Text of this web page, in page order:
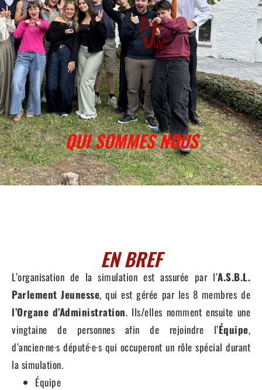
QUI SOMMES NOUS
EN BREF
L’organisation de la simulation est assurée par l’A.S.B.L.
Parlement Jeunesse, qui est gérée par les 8 membres de
l’Organe d’Administration. Ils/elles nomment ensuite une
vingtaine de personnes afin de rejoindre l’Équipe,
d’ancien·ne·s député·e·s qui occuperont un rôle spécial durant
la simulation.
Équipe